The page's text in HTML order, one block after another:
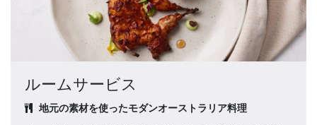
ルームサービス
地元の素材を使ったモダンオーストラリア料理